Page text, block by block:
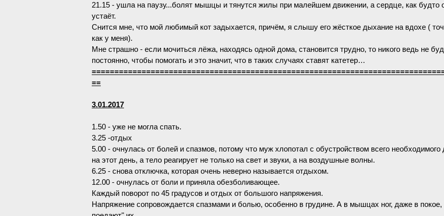
21.15 - ушла на паузу...болят мышцы и тянутся жилы при малейшем движении, а сердце, как будто
устаёт.
Снится мне, что мой любимый кот задыхается, причём, я слышу его жёсткое дыхание на вдохе (
как у меня).
Мне страшно - если мочиться лёжа, находясь одной дома, становится трудно, то никого ведь не
постоянно, чтобы помогать и это значит, что в таких случаях ставят катетер…
==
3.01.2017
1.50 - уже не могла спать.
3.25 -отдых
5.00 - очнулась от болей и спазмов, потому что муж хлопотал с обустройством всего необходимого
на этот день, а тело реагирует не только на свет и звуки, а на воздушные волны.
6.25 - снова отключка, которая очень неверно называется отдыхом.
12.00 - очнулась от боли и приняла обезболивающее.
Каждый поворот по 45 градусов и отдых от большого напряжения.
Напряжение сопровождается спазмами и болью, особенно в грудине. А в мышцах ног, даже в